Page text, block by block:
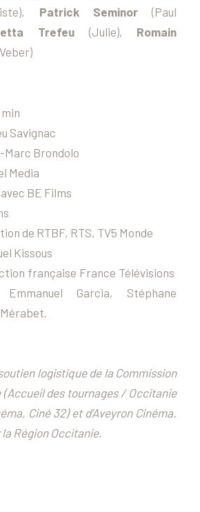
Patrick Seminor(Paul
Trefeu (Julie), Romain
Savignac
Marc Brondolo
Media
BE Films
de RTBF, RTS, TV5 Monde
Kissous
française France Télévisions
Garcia, Stéphane
logistique de la Commission
des tournages / Occitanie
Ciné 32) et d’Aveyron Cinéma.
Région Occitanie.